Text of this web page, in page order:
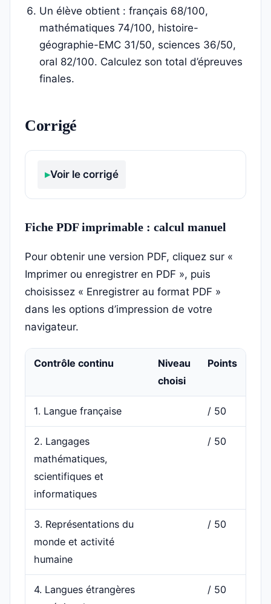
Un élève obtient : français 68/100,
mathématiques 74/100, histoire-
géographie-EMC 31/50, sciences 36/50,
oral 82/100. Calculez son total d’épreuves
finales.
Corrigé
Voir le corrigé
Fiche PDF imprimable : calcul manuel
Pour obtenir une version PDF, cliquez sur «
Imprimer ou enregistrer en PDF », puis
choisissez « Enregistrer au format PDF »
dans les options d’impression de votre
navigateur.
Contrôle continu
Niveau
choisi
Points
1. Langue française / 50
2. Langages
mathématiques,
scientifiques et
informatiques
/ 50
3. Représentations du
monde et activité
humaine
/ 50
4. Langues étrangères
/ 50